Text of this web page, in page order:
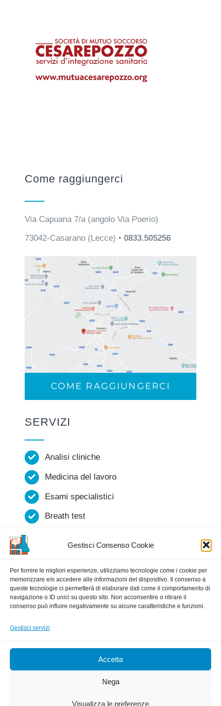
Gestisci Consenso Cookie
Per fornire le migliori esperienze, utilizziamo tecnologie come i cookie per
memorizzare e/o accedere alle informazioni del dispositivo. Il consenso a
queste tecnologie ci permetterà di elaborare dati come il comportamento di
navigazione o ID unici su questo sito. Non acconsentire o ritirare il
consenso può influire negativamente su alcune caratteristiche e funzioni.
Gestisci servizi
Accetta
Nega
Visualizza le preferenze
Come raggiungerci
Via Capuana 7/a (angolo Via Poerio)
73042-Casarano (Lecce) • 0833.505256
COME RAGGIUNGERCI
SERVIZI
Analisi cliniche
Medicina del lavoro
Esami specialistici
Breath test
PAGAMENTI ELETTRONICI
CON